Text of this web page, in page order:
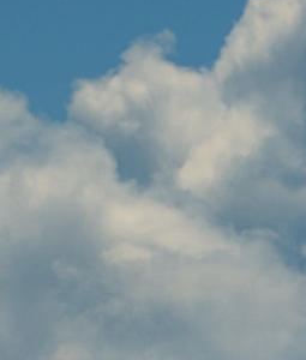
Apartamentos en Tirol
Apartamentos en Friuli-Venezia Giulia
Apartamentos en Toscana